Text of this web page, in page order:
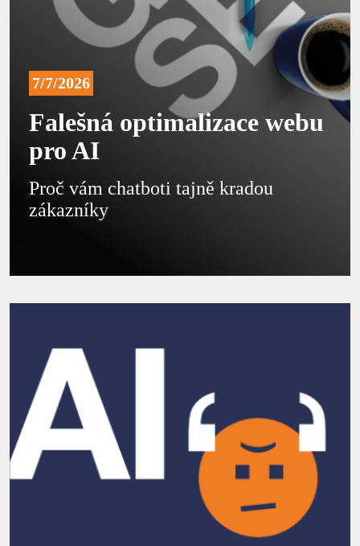
Falešná optimalizace webu
pro AI
Proč vám chatboti tajně kradou
zákazníky
7/7/2026